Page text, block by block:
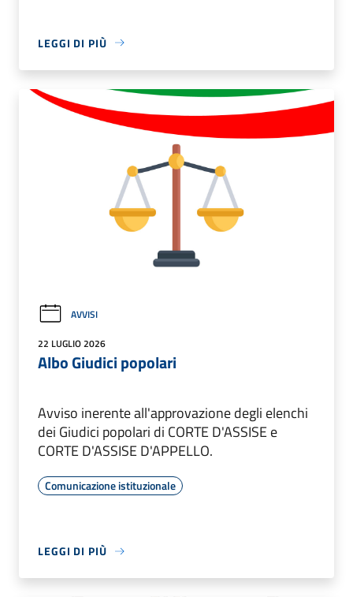
LEGGI DI PIÙ
AVVISI
22 LUGLIO 2026
Albo Giudici popolari
Avviso inerente all'approvazione degli elenchi
dei Giudici popolari di CORTE D'ASSISE e
CORTE D'ASSISE D'APPELLO.
Comunicazione istituzionale
LEGGI DI PIÙ